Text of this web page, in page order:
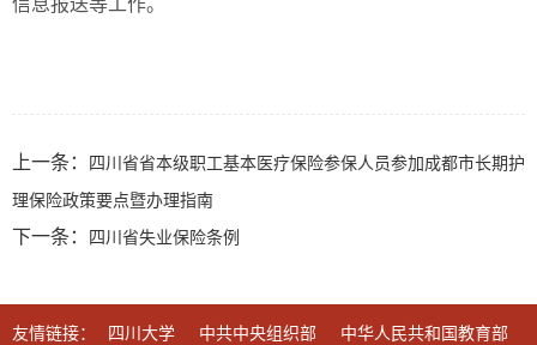
信息报送等工作。
上一条： 四川省省本级职工基本医疗保险参保人员参加成都市长期护
理保险政策要点暨办理指南
下一条： 四川省失业保险条例
友情链接： 四川大学 中共中央组织部
中华人民共和国教育部